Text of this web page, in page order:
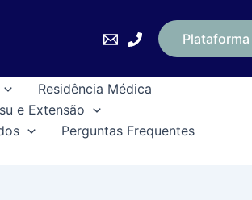
Plataforma
Residência Médica
e Extensão
Perguntas Frequentes